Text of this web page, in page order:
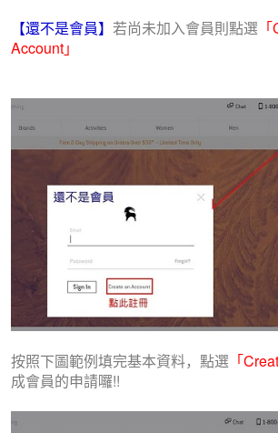
【還不是會員】 若尚未加入會員則點選
Account」
按照下圖範例填完基本資料，點選 「
成會員的申請囉!!